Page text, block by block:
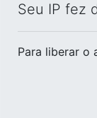
Seu IP fez
Para liberar o